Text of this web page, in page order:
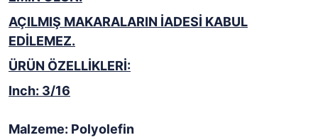
AÇILMIŞ MAKARALARIN İADESİ KABUL
EDİLEMEZ.
ÜRÜN ÖZELLİKLERİ:
Inch: 3/16
Malzeme: Polyolefin